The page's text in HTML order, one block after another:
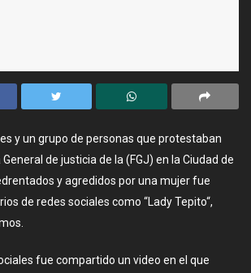
y un grupo de personas que protestaban
de justicia de la (FGJ) en la Ciudad de
y agredidos por una mujer fue
de redes sociales como “Lady Tepito“,
fue compartido un video en el que